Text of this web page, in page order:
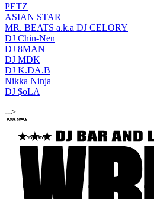
PETZ
ASIAN STAR
MR. BEATS a.k.a DJ CELORY
DJ Chin-Nen
DJ 8MAN
DJ MDK
DJ K.DA.B
Nikka Ninja
DJ $oLA
-->